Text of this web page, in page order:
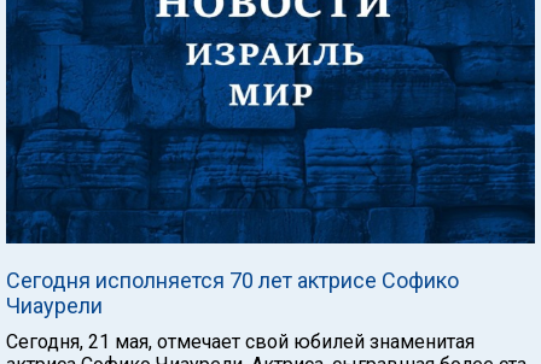
Сегодня исполняется 70 лет актрисе Софико
Чиаурели
Сегодня, 21 мая, отмечает свой юбилей знаменитая